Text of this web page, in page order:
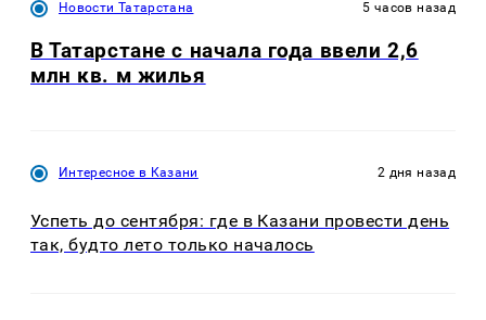
Новости Татарстана 5 часов назад
В Татарстане с начала года ввели 2,6
млн кв. м жилья
Интересное в Казани 2 дня назад
Успеть до сентября: где в Казани провести день
так, будто лето только началось